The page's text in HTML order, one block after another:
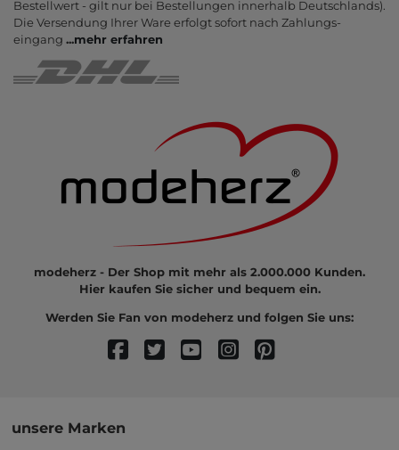
Bestell­wert - gilt nur bei Bestel­lungen inner­halb Deutsch­lands).
Die Ver­sendung Ihrer Ware er­folgt sofort nach Zahlungs­
eingang ...mehr erfahren
modeherz - Der Shop mit mehr als 2.000.000 Kunden.
Hier kaufen Sie sicher und bequem ein.
Werden Sie Fan von modeherz und folgen Sie uns:
unsere Marken